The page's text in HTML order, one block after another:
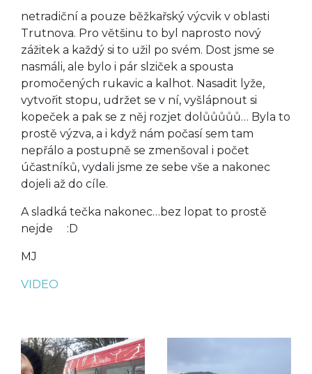
netradiční a pouze běžkařský výcvik v oblasti
Trutnova. Pro většinu to byl naprosto nový
zážitek a každý si to užil po svém. Dost jsme se
nasmáli, ale bylo i pár slziček a spousta
promočených rukavic a kalhot. Nasadit lyže,
vytvořit stopu, udržet se v ní, vyšlápnout si
kopeček a pak se z něj rozjet dolůůůůů… Byla to
prostě výzva, a i když nám počasí sem tam
nepřálo a postupně se zmenšoval i počet
účastníků, vydali jsme ze sebe vše a nakonec
dojeli až do cíle.
A sladká tečka nakonec…bez lopat to prostě
nejde :D
MJ
VIDEO